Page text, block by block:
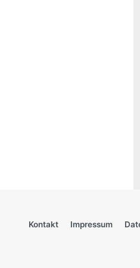
Kontakt Impressum